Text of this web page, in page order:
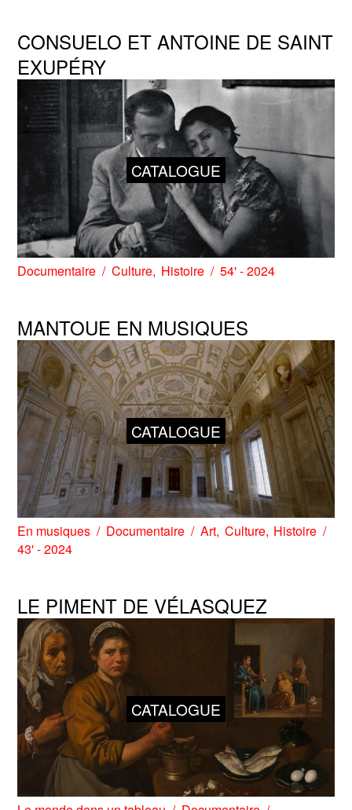
CONSUELO ET ANTOINE DE SAINT
EXUPÉRY
CATALOGUE
Documentaire Culture Histoire 54' - 2024
MANTOUE EN MUSIQUES
CATALOGUE
En musiques Documentaire Art Culture Histoire
43' - 2024
LE PIMENT DE VÉLASQUEZ
CATALOGUE